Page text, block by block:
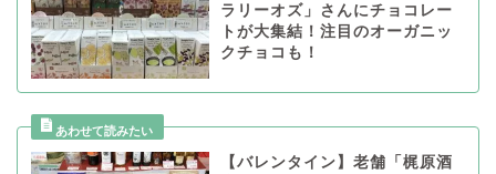
ラリーオズ」さんにチョコレー
トが大集結！注目のオーガニッ
クチョコも！
【バレンタイン】老舗「梶原酒